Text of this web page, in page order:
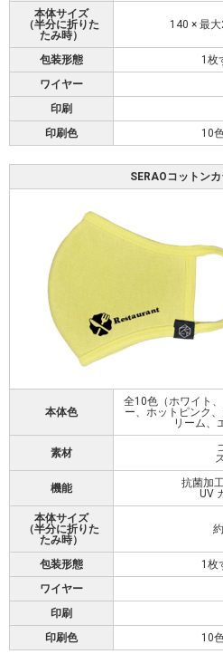
本体サイズ
（半分に折りた
たみ時）
140 × 最
包装形態
1枚
ワイヤー
印刷
印刷色
10
SERAOコットン
本体色
全10色（ホワイト
ー、ホットピンク
リーム、
素材
機能
抗菌加
UV
本体サイズ
（半分に折りた
たみ時）
包装形態
1枚
ワイヤー
印刷
印刷色
10